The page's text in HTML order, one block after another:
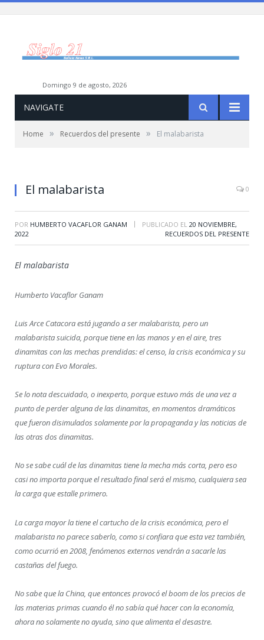
domingo 9 de agosto, 2026
NAVIGATE
Home » Recuerdos del presente » El malabarista
El malabarista 0
POR HUMBERTO VACAFLOR GANAM | PUBLICADO EL 20 NOVIEMBRE,
2022
RECUERDOS DEL PRESENTE
El malabarista
Humberto Vacaflor Ganam
Luis Arce Catacora está jugando a ser malabarista, pero un
malabarista suicida, porque tiene en las manos y en el aire, tres
dinamitas con las mechas prendidas: el censo, la crisis económica y su
ruptura con Evo Morales.
Se lo nota descuidado, o inexperto, porque estuvo más de una vez a
punto de perder alguna de las dinamitas, en momentos dramáticos
que fueron disimulados solamente por la propaganda y las noticias de
las otras dos dinamitas.
No se sabe cuál de las dinamitas tiene la mecha más corta, pero eso
casi no importa porque el resultado final será el mismo, cualquiera sea
la carga que estalle primero.
La carga mayor la tiene el cartucho de la crisis económica, pero el
malabarista no parece saberlo, como si confiara que esta vez también,
como ocurrió en 2008, fenómenos externos vendrán a sacarle las
castañas del fuego.
No sabe que la China, que entonces provocó el boom de los precios de
las materias primas cuando él no sabía qué hacer con la economía,
ahora no solamente no ayuda, sino que alimenta el desastre.